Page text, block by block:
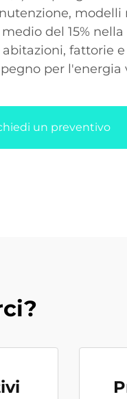
modelli
del 15%
abitazioni, fattorie
per l'energia
un preventivo